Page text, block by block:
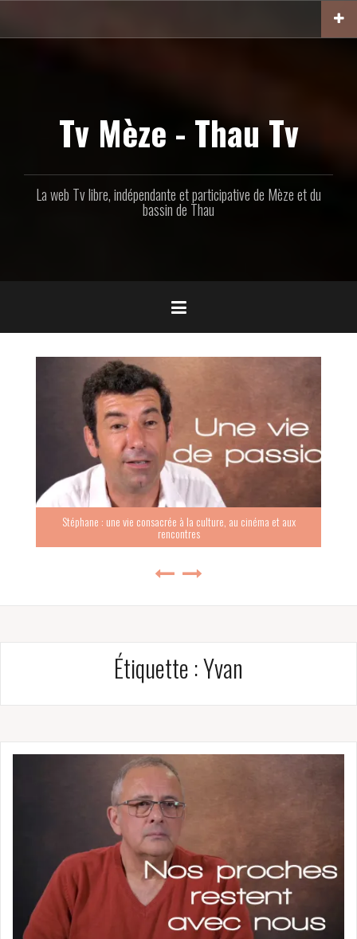
contenu
Tv Mèze - Thau Tv
La web Tv libre, indépendante et participative de Mèze et du
bassin de Thau
Stéphane : une vie consacrée à la culture, au cinéma et aux
rencontres
Étiquette :Yvan